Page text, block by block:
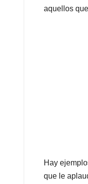
aquellos
Hay
que le